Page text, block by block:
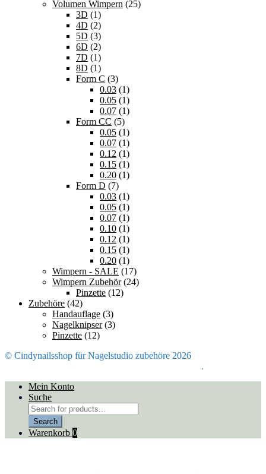
Volumen Wimpern (25)
3D (1)
4D (2)
5D (3)
6D (2)
7D (1)
8D (1)
Form C (3)
0.03 (1)
0.05 (1)
0.07 (1)
Form CC (5)
0.05 (1)
0.07 (1)
0.12 (1)
0.15 (1)
0.20 (1)
Form D (7)
0.03 (1)
0.05 (1)
0.07 (1)
0.10 (1)
0.12 (1)
0.15 (1)
0.20 (1)
Wimpern - SALE (17)
Wimpern Zubehör (24)
Pinzette (12)
Zubehöre (42)
Handauflage (3)
Nagelknipser (3)
Pinzette (12)
© Cindynailsshop für Nagelstudio zubehöre 2026
.
Mein Konto
Suche
Products
search
Search
Warenkorb 0